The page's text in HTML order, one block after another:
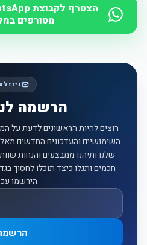
מטורפים
הרשמה
רוצים להיות הראשונים לדעת על
השימושיים והעדכונים החדשים
שלנו ותיהנו ממבצעים והנחות
חכמים ותגלו כיצד תוכלו לחסוך
הירשמו
אימייל